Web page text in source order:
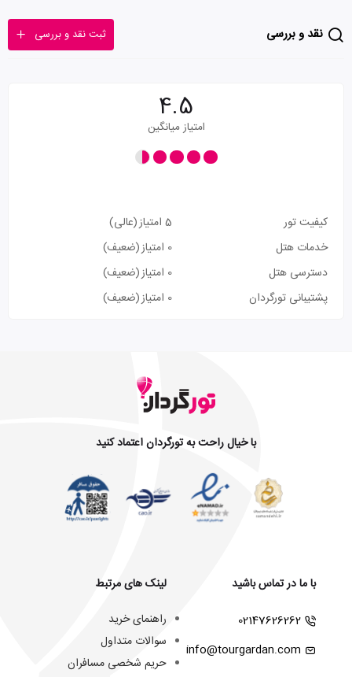
نقد و بررسی ثبت نقد و بررسی
4.5
امتیاز میانگین
کیفیت تور 5 امتیاز
(عالی)
خدمات هتل
0 امتیاز
(ضعیف)
دسترسی هتل
0 امتیاز
(ضعیف)
پشتیبانی تورگردان
0 امتیاز (ضعیف)
با خیال راحت به تورگردان اعتماد کنید
با ما در تماس باشید
02147626262
info@tourgardan.com
لینک های مرتبط
راهنمای خرید
سوالات متداول
حریم شخصی مسافران